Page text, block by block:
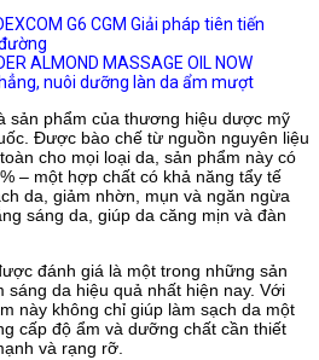
G6 CGM Giải pháp tiên tiến
ALMOND MASSAGE OIL NOW
nuôi dưỡng làn da ẩm mượt
sản phẩm của thương hiệu dược mỹ
Được bào chế từ nguồn nguyên liệu
cho mọi loại da, sản phẩm này có
– một hợp chất có khả năng tẩy tế
da, giảm nhờn, mụn và ngăn ngừa
sáng da, giúp da căng mịn và đàn
đánh giá là một trong những sản
sáng da hiệu quả nhất hiện nay. Với
này không chỉ giúp làm sạch da một
cấp độ ẩm và dưỡng chất cần thiết
và rạng rỡ.